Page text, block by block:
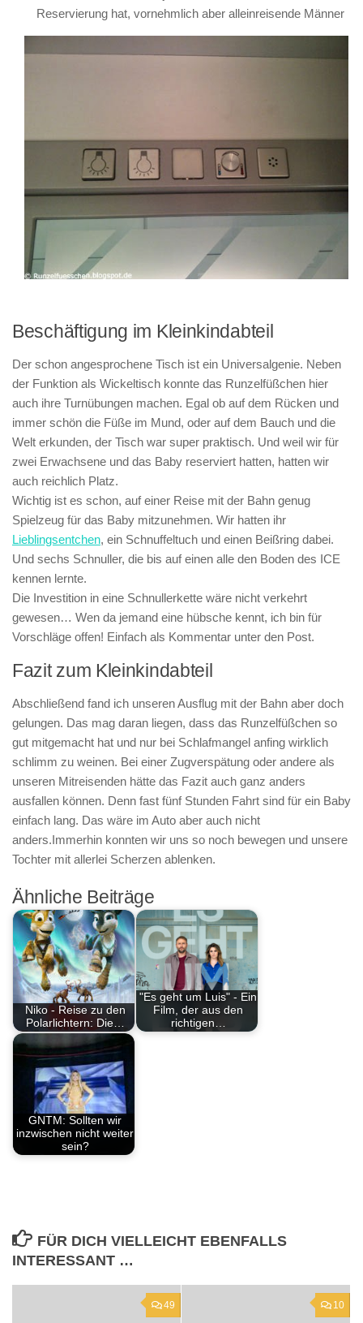
Reservierung hat, vornehmlich aber alleinreisende Männer
Beschäftigung im Kleinkindabteil
Der schon angesprochene Tisch ist ein Universalgenie. Neben
der Funktion als Wickeltisch konnte das Runzelfüßchen hier
auch ihre Turnübungen machen. Egal ob auf dem Rücken und
immer schön die Füße im Mund, oder auf dem Bauch und die
Welt erkunden, der Tisch war super praktisch. Und weil wir für
zwei Erwachsene und das Baby reserviert hatten, hatten wir
auch reichlich Platz.
Wichtig ist es schon, auf einer Reise mit der Bahn genug
Spielzeug für das Baby mitzunehmen. Wir hatten ihr
Lieblingsentchen, ein Schnuffeltuch und einen Beißring dabei.
Und sechs Schnuller, die bis auf einen alle den Boden des ICE
kennen lernte.
Die Investition in eine Schnullerkette wäre nicht verkehrt
gewesen… Wen da jemand eine hübsche kennt, ich bin für
Vorschläge offen! Einfach als Kommentar unter den Post.
Fazit zum Kleinkindabteil
Abschließend fand ich unseren Ausflug mit der Bahn aber doch
gelungen. Das mag daran liegen, dass das Runzelfüßchen so
gut mitgemacht hat und nur bei Schlafmangel anfing wirklich
schlimm zu weinen. Bei einer Zugverspätung oder andere als
unseren Mitreisenden hätte das Fazit auch ganz anders
ausfallen können. Denn fast fünf Stunden Fahrt sind für ein Baby
einfach lang. Das wäre im Auto aber auch nicht
anders.Immerhin konnten wir uns so noch bewegen und unsere
Tochter mit allerlei Scherzen ablenken.
Ähnliche Beiträge
Niko - Reise zu den
Polarlichtern: Die…
"Es geht um Luis" - Ein
Film, der aus den
richtigen…
GNTM: Sollten wir
inzwischen nicht weiter
sein?
FÜR DICH VIELLEICHT EBENFALLS
INTERESSANT …
49 10